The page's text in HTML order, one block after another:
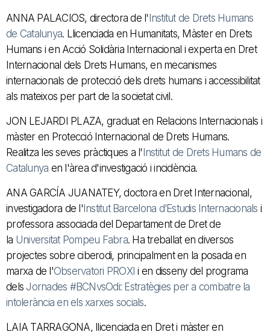
ANNA PALACIOS, directora de l'Institut de Drets Humans
de Catalunya. Llicenciada en Humanitats, Màster en Drets
Humans i en Acció Solidària Internacional i experta en Dret
Internacional dels Drets Humans, en mecanismes
internacionals de protecció dels drets humans i accessibilitat
als mateixos per part de la societat civil.
JON LEJARDI PLAZA, graduat en Relacions Internacionals i
màster en Protecció Internacional de Drets Humans.
Realitza les seves pràctiques a l'Institut de Drets Humans de
Catalunya en l'àrea d'investigació i incidència.
ANA GARCÍA JUANATEY, doctora en Dret Internacional,
investigadora de l'Institut Barcelona d’Estudis Internacionals i
professora associada del Departament de Dret de
la Universitat Pompeu Fabra. Ha treballat en diversos
projectes sobre ciberodi, principalment en la posada en
marxa de l'Observatori PROXI i en disseny del programa
dels Jornades #BCNvsOdi: Estratègies per a combatre la
intolerància en els xarxes socials.
LAIA TARRAGONA, llicenciada en Dret i màster en